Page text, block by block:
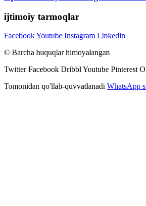
ijtimoiy tarmoqlar
FacebookYoutube Instagram Linkedin
© Barcha huquqlar himoyalangan
Twitter Facebook Dribbl Youtube Pinterest
Tomonidan qo'llab-quvvatlanadi WhatsApp